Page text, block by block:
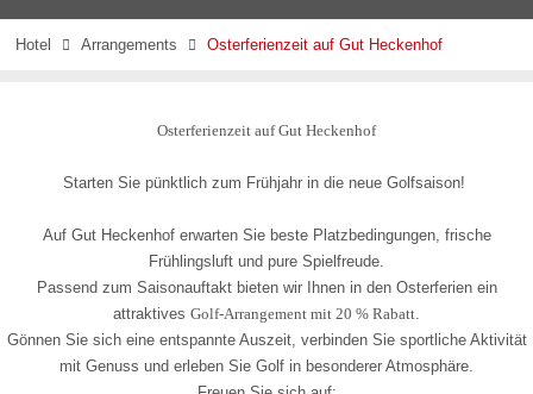
Hotel  Arrangements  Osterferienzeit auf Gut Heckenhof
Osterferienzeit auf Gut Heckenhof
Starten Sie pünktlich zum Frühjahr in die neue Golfsaison!
Auf Gut Heckenhof erwarten Sie beste Platzbedingungen, frische
Frühlingsluft und pure Spielfreude.
Passend zum Saisonauftakt bieten wir Ihnen in den Osterferien ein
attraktives Golf-Arrangement mit 20 % Rabatt.
Gönnen Sie sich eine entspannte Auszeit, verbinden Sie sportliche Aktivität
mit Genuss und erleben Sie Golf in besonderer Atmosphäre.